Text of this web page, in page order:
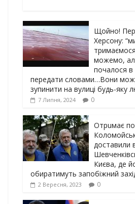
Щойно!
Херсону:
можемо,
почалося в
передати словами…Вони
зупинити на вулиці будь-яку
7 Липня, 2024 0
Отрuмає по
доставили
Києва, де
обиратимуть запобіжний
2 Вересня, 2023 0